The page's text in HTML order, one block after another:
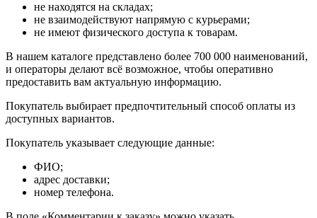
не находятся на складах;
не взаимодействуют напрямую с курьерами;
не имеют физического доступа к товарам.
В нашем каталоге представлено более 700 000 наименований,
и операторы делают всё возможное, чтобы оперативно
предоставить вам актуальную информацию.
Покупатель выбирает предпочтительный способ оплаты из
доступных вариантов.
Покупатель указывает следующие данные:
ФИО;
адрес доставки;
номер телефона.